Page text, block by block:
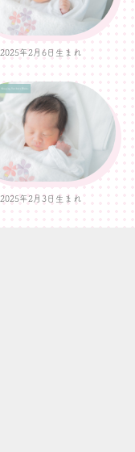
2025年2月6日生まれ
2025年2月3日生まれ